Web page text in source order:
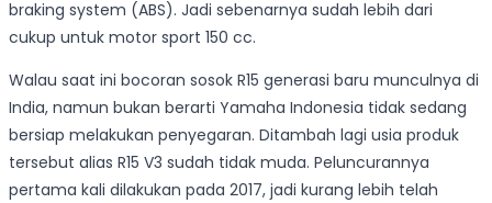
braking system (ABS). Jadi sebenarnya sudah lebih dari
cukup untuk motor sport 150 cc.
Walau saat ini bocoran sosok R15 generasi baru munculnya di
India, namun bukan berarti Yamaha Indonesia tidak sedang
bersiap melakukan penyegaran. Ditambah lagi usia produk
tersebut alias R15 V3 sudah tidak muda. Peluncurannya
pertama kali dilakukan pada 2017, jadi kurang lebih telah